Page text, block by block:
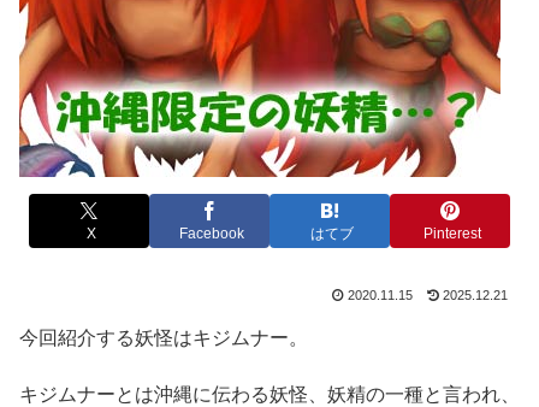
X Facebook はてブ Pinterest
2020.11.15 2025.12.21
今回紹介する妖怪はキジムナー。
キジムナーとは沖縄に伝わる妖怪、妖精の一種と言われ、